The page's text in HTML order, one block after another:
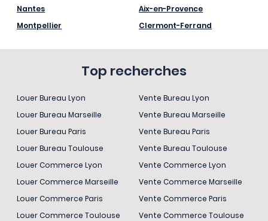
Nantes
Montpellier
Aix-en-Provence
Clermont-Ferrand
Top recherches
Louer Bureau Lyon
Louer Bureau Marseille
Louer Bureau Paris
Louer Bureau Toulouse
Louer Commerce Lyon
Louer Commerce Marseille
Louer Commerce Paris
Louer Commerce Toulouse
Vente Bureau Lyon
Vente Bureau Marseille
Vente Bureau Paris
Vente Bureau Toulouse
Vente Commerce Lyon
Vente Commerce Marseille
Vente Commerce Paris
Vente Commerce Toulouse